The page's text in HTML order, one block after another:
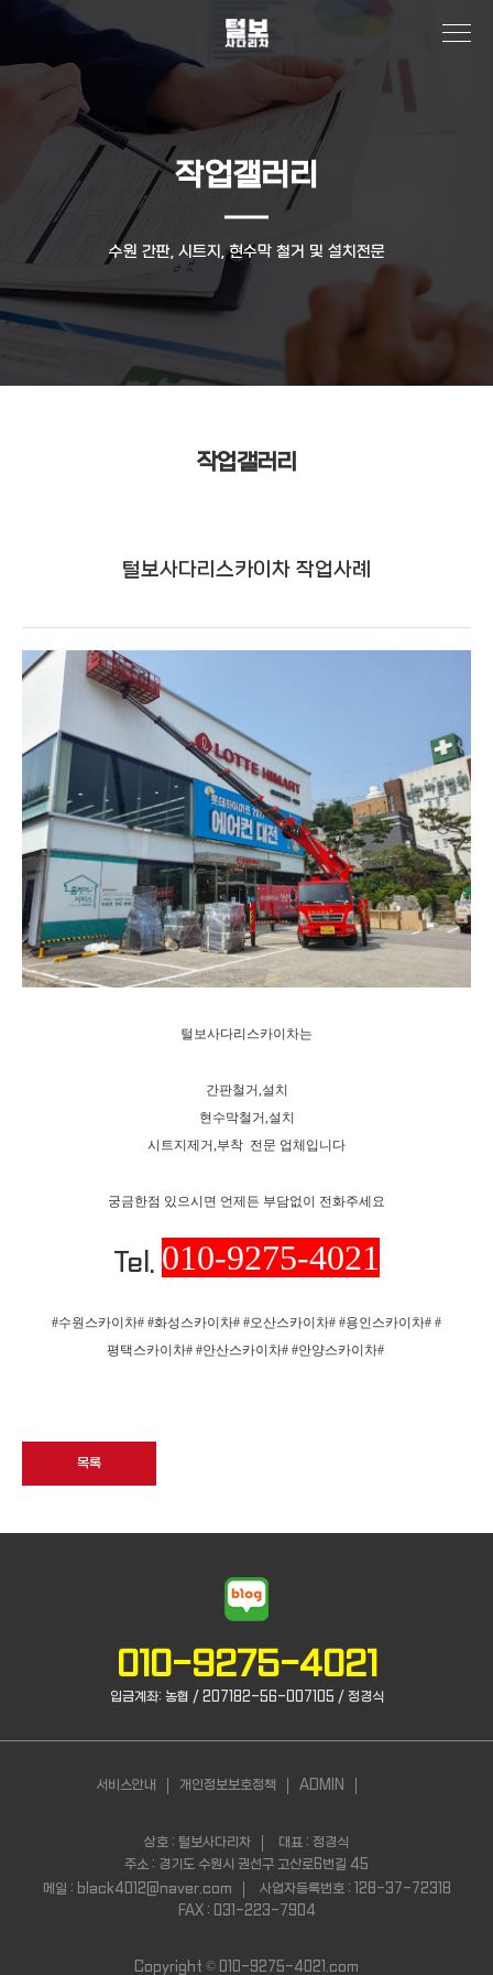
작업갤러리
수원 간판, 시트지, 현수막 철거 및 설치전문
작업갤러리
털보사다리스카이차 작업사례
털보사다리스카이차는
간판철거,설치
현수막철거,설치
시트지제거,부착 전문 업체입니다
궁금한점 있으시면 언제든 부담없이 전화주세요
Tel. 010-9275-4021
#수원스카이차# #화성스카이차# #오산스카이차# #용인스카이차# #
평택스카이차# #안산스카이차# #안양스카이차#
목록
010-9275-4021
입금계좌: 농협 / 207182-56-007105 / 정경식
서비스안내 개인정보보호정책 ADMIN
상호 : 털보사다리차
대표 : 정경식
주소 : 경기도 수원시 권선구 고산로6번길 45
메일 : black4012@naver.com
사업자등록번호 : 128-37-72318
FAX : 031-223-7904
Copyright © 010-9275-4021.com